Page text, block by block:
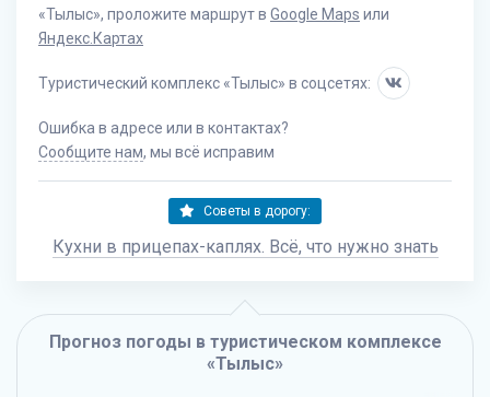
«Тылыс», проложите маршрут в Google Maps или
Яндекс.Картах
Туристический комплекс «Тылыс» в соцсетях:
Ошибка в адресе или в контактах?
Сообщите нам, мы всё исправим
Советы в дорогу:
Кухни в прицепах-каплях. Всё, что нужно знать
Прогноз погоды в туристическом комплексе
«Тылыс»